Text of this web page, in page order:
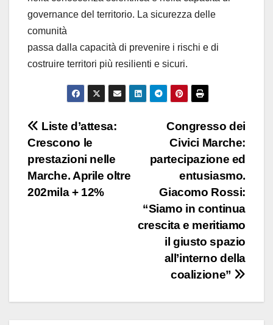
governance del territorio. La sicurezza delle
comunità
passa dalla capacità di prevenire i rischi e di
costruire territori più resilienti e sicuri.
Congresso dei
Civici Marche:
partecipazione ed
entusiasmo.
Giacomo Rossi:
“Siamo in continua
crescita e meritiamo
il giusto spazio
all’interno della
coalizione”
Liste d’attesa:
Crescono le
prestazioni nelle
Marche. Aprile oltre
202mila + 12%